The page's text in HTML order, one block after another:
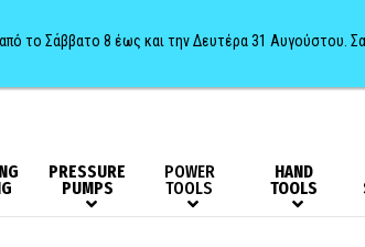
PRESSURE
PUMPS
POWER
TOOLS
HAND
TOOLS
το Σάββατο 8 έως και την Δευτέρα 31 Αυγούστου.